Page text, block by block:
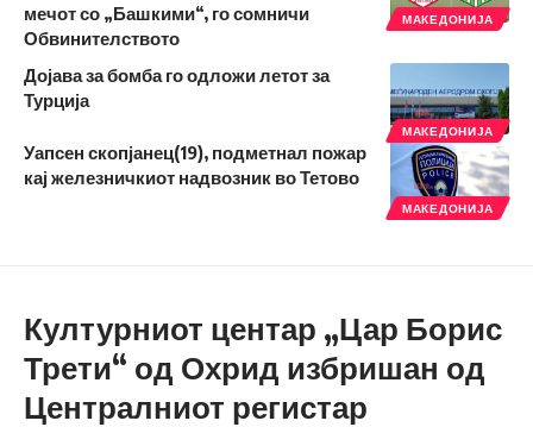
МАКЕДОНИЈА
мечот со „Башкими“, го сомничи
Обвинителството
МАКЕДОНИЈА
Дојава за бомба го одложи летот за
Турција
МАКЕДОНИЈА
Уапсен скопјанец(19), подметнал пожар
кај железничкиот надвозник во Тетово
Културниот центар „Цар Борис
Трети“ од Охрид избришан од
Централниот регистар